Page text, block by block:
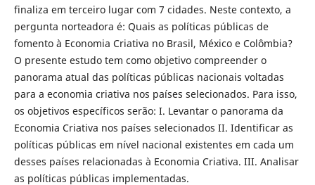
finaliza em terceiro lugar com 7 cidades. Neste contexto, a
pergunta norteadora é: Quais as políticas públicas de
fomento à Economia Criativa no Brasil, México e Colômbia?
O presente estudo tem como objetivo compreender o
panorama atual das políticas públicas nacionais voltadas
para a economia criativa nos países selecionados. Para isso,
os objetivos específicos serão: I. Levantar o panorama da
Economia Criativa nos países selecionados II. Identificar as
políticas públicas em nível nacional existentes em cada um
desses países relacionadas à Economia Criativa. III. Analisar
as políticas públicas implementadas.